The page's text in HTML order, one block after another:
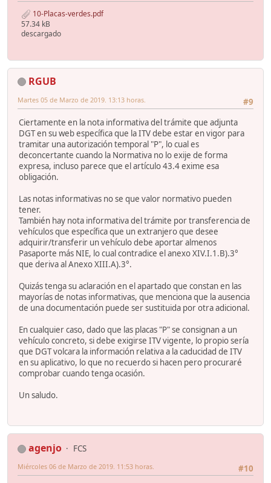
10-Placas-verdes.pdf
57.34 kB
descargado
RGUB
#9
Martes 05 de Marzo de 2019. 13:13 horas.
Ciertamente en la nota informativa del trámite que adjunta
DGT en su web específica que la ITV debe estar en vigor para
tramitar una autorización temporal "P", lo cual es
deconcertante cuando la Normativa no lo exije de forma
expresa, incluso parece que el artículo 43.4 exime esa
obligación.
Las notas informativas no se que valor normativo pueden
tener.
También hay nota informativa del trámite por transferencia de
vehículos que específica que un extranjero que desee
adquirir/transferir un vehículo debe aportar almenos
Pasaporte más NIE, lo cual contradice el anexo XIV.I.1.B).3°
que deriva al Anexo XIII.A).3°.
Quizás tenga su aclaración en el apartado que constan en las
mayorías de notas informativas, que menciona que la ausencia
de una documentación puede ser sustituida por otra adicional.
En cualquier caso, dado que las placas "P" se consignan a un
vehículo concreto, si debe exigirse ITV vigente, lo propio sería
que DGT volcara la información relativa a la caducidad de ITV
en su aplicativo, lo que no recuerdo si hacen pero procuraré
comprobar cuando tenga ocasión.
Un saludo.
agenjo
FCS
#10
Miércoles 06 de Marzo de 2019. 11:53 horas.